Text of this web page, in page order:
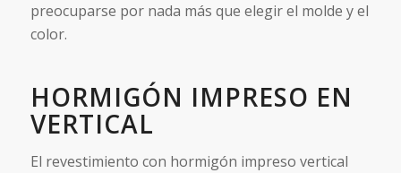
preocuparse por nada más que elegir el molde y el
color.
HORMIGÓN IMPRESO EN
VERTICAL
El revestimiento con hormigón impreso vertical